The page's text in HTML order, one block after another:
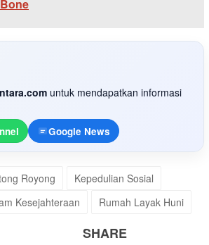
untuk mendapatkan informasi
Google News
Royong
Kepedulian Sosial
Kesejahteraan Rumah Layak Huni
SHARE